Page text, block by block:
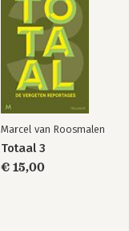
Marcel van Roosmalen
Totaal 3
€ 15,00